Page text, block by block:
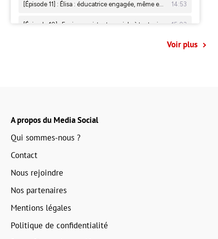
Voir plus
A propos du Media Social
Qui sommes-nous ?
Contact
Nous rejoindre
Nos partenaires
Mentions légales
Politique de confidentialité